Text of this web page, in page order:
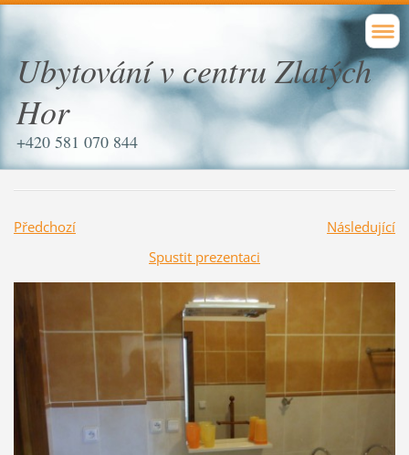
Ubytování v centru Zlatých
Hor
+420 581 070 844
Předchozí
Následující
Spustit prezentaci